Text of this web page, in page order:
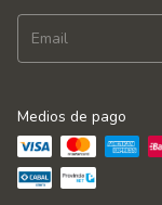
Medios de pago